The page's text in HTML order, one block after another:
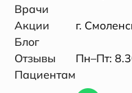
Врачи
Акции
Блог
Отзывы
Пациентам
г.
Пн–Пт: